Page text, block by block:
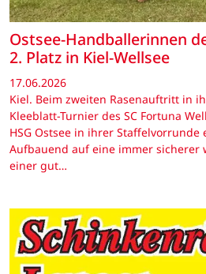
Ostsee-Handballerinnen
2. Platz in Kiel-Wellsee
17.06.2026
Kiel. Beim zweiten Rasenauftritt in
Kleeblatt-Turnier des SC Fortuna
HSG Ostsee in ihrer Staffelvorrunde
Aufbauend auf eine immer sicherer
einer gut…